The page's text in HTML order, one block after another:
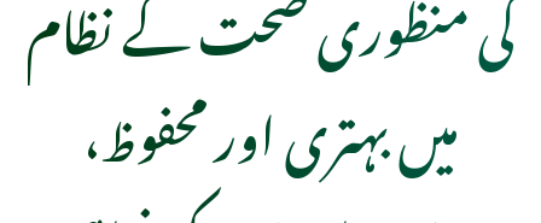
میں بہتری اور محفوظ،